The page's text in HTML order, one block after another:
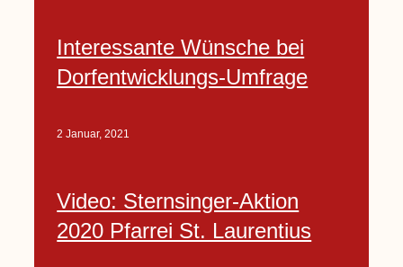
Interessante Wünsche bei
Dorfentwicklungs-Umfrage
2 Januar, 2021
Video: Sternsinger-Aktion
2020 Pfarrei St. Laurentius